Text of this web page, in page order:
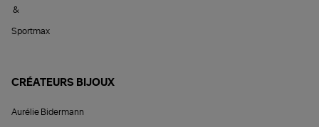
&
Sportmax
CRÉATEURS BIJOUX
Aurélie Bidermann